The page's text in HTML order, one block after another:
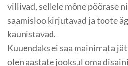
villivad, sellele mõne pöörase
saamisloo kirjutavad ja toote
kaunistavad.
Kuuendaks ei saa mainimata
olen aastate jooksul oma